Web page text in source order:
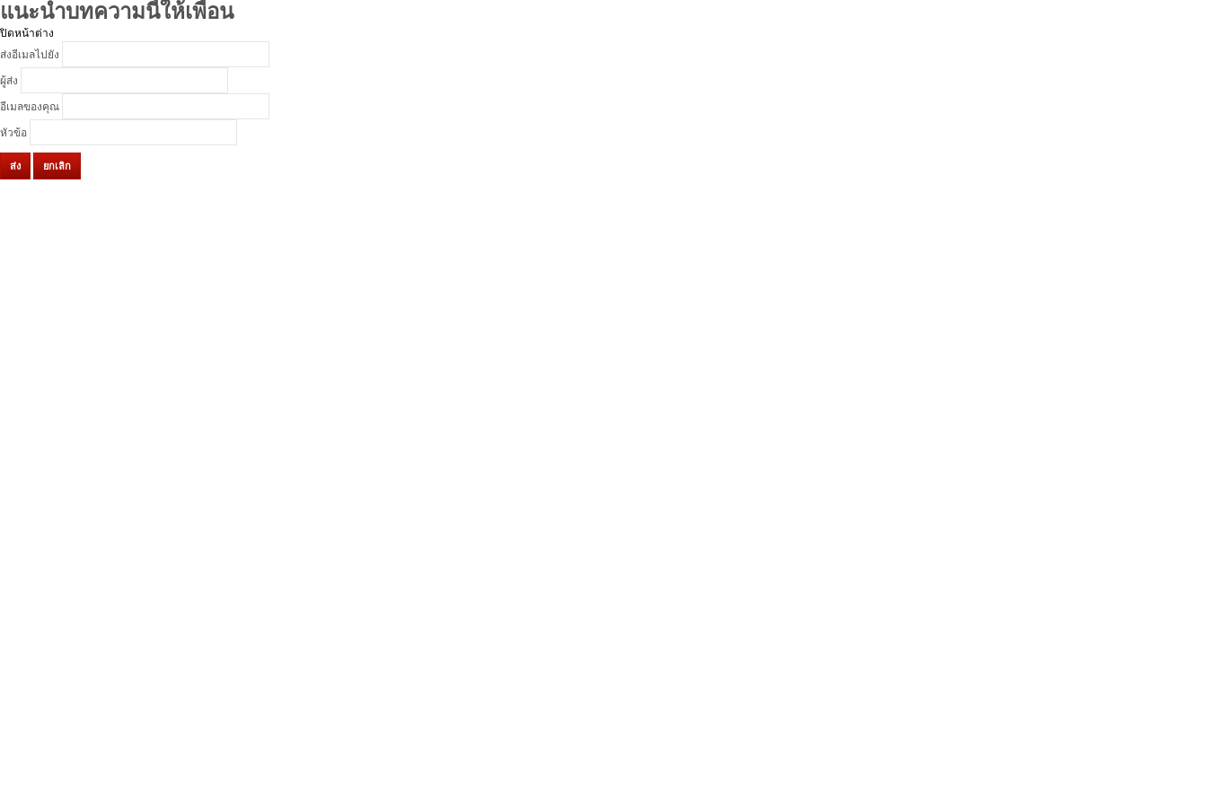
แนะนำบทความนี้ให้เพื่อน
ปิดหน้าต่าง
ส่งอีเมลไปยัง
ผู้ส่ง
อีเมลของคุณ
หัวข้อ
ส่ง ยกเลิก